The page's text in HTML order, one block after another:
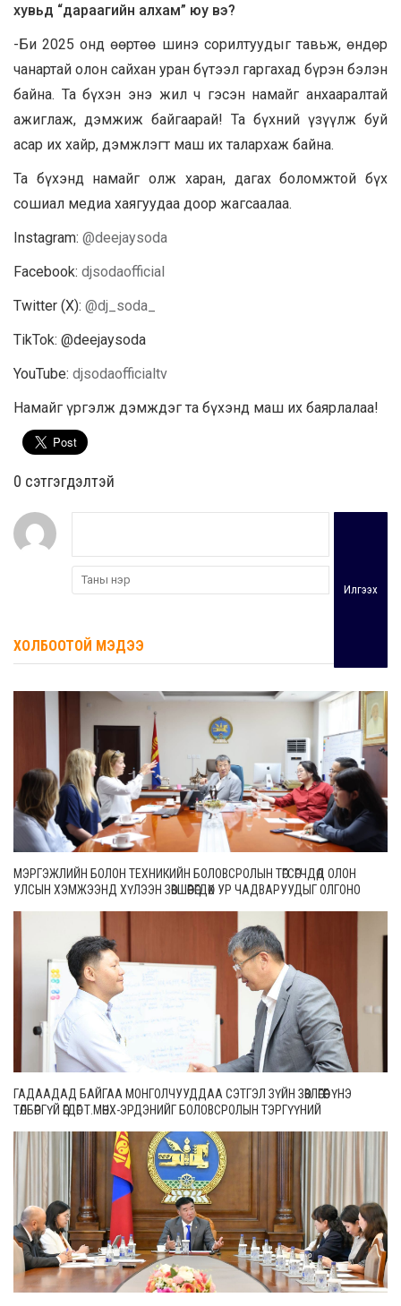
хувьд “дараагийн алхам” юу вэ?
-Би 2025 онд өөртөө шинэ сорилтуудыг тавьж, өндөр
чанартай олон сайхан уран бүтээл гаргахад бүрэн бэлэн
байна. Та бүхэн энэ жил ч гэсэн намайг анхааралтай
ажиглаж, дэмжиж байгаарай! Та бүхний үзүүлж буй
асар их хайр, дэмжлэгт маш их талархаж байна.
Та бүхэнд намайг олж харан, дагах боломжтой бүх
сошиал медиа хаягуудаа доор жагсаалаа.
Instagram: @deejaysoda
Facebook: djsodaofficial
Twitter (X): @dj_soda_
TikTok: @deejaysoda
YouTube: djsodaofficialtv
Намайг үргэлж дэмждэг та бүхэнд маш их баярлалаа!
0 cэтгэгдэлтэй
Илгээх
ХОЛБООТОЙ МЭДЭЭ
МЭРГЭЖЛИЙН БОЛОН ТЕХНИКИЙН БОЛОВСРОЛЫН ТӨГСӨГЧДӨД ОЛОН
УЛСЫН ХЭМЖЭЭНД ХҮЛЭЭН ЗӨВШӨӨРӨГДӨХ УР ЧАДВАРУУДЫГ ОЛГОНО
ГАДААДАД БАЙГАА МОНГОЛЧУУДДАА СЭТГЭЛ ЗҮЙН ЗӨВЛӨГӨӨГ ҮНЭ
ТӨЛБӨРГҮЙ ӨГДӨГ Т.МӨНХ-ЭРДЭНИЙГ БОЛОВСРОЛЫН ТЭРГҮҮНИЙ